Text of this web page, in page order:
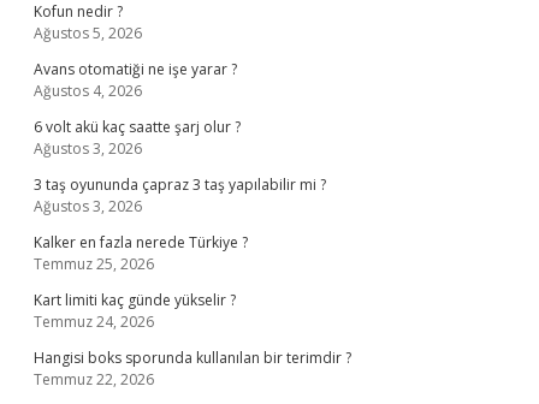
Kofun nedir ?
Ağustos 5, 2026
Avans otomatiği ne işe yarar ?
Ağustos 4, 2026
6 volt akü kaç saatte şarj olur ?
Ağustos 3, 2026
3 taş oyununda çapraz 3 taş yapılabilir mi ?
Ağustos 3, 2026
Kalker en fazla nerede Türkiye ?
Temmuz 25, 2026
Kart limiti kaç günde yükselir ?
Temmuz 24, 2026
Hangisi boks sporunda kullanılan bir terimdir ?
Temmuz 22, 2026